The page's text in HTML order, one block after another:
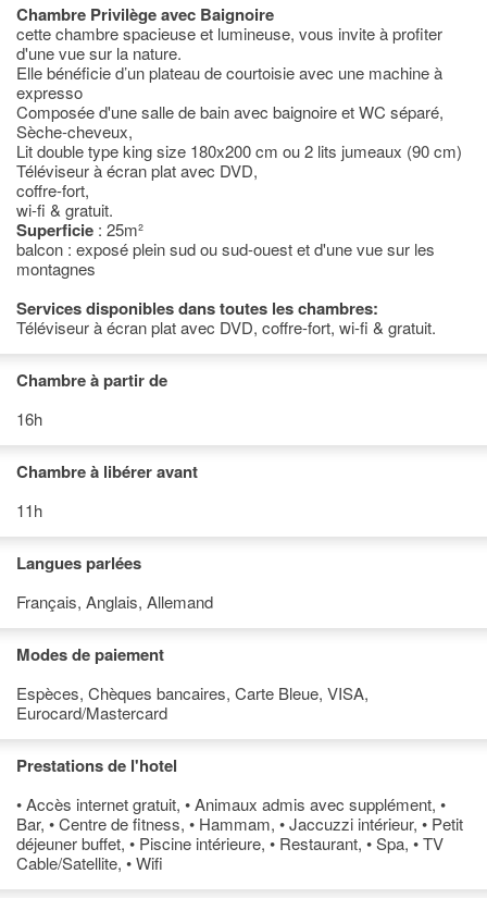
Chambre Privilège avec Baignoire
cette chambre spacieuse et lumineuse, vous invite à profiter
d'une vue sur la nature.
Elle bénéficie d’un plateau de courtoisie avec une machine à
expresso
Composée d'une salle de bain avec baignoire et WC séparé,
Sèche-cheveux,
Lit double type king size 180x200 cm ou 2 lits jumeaux (90 cm)
Téléviseur à écran plat avec DVD,
coffre-fort,
wi-fi & gratuit.
Superficie : 25m²
balcon : exposé plein sud ou sud-ouest et d'une vue sur les
montagnes
Services disponibles dans toutes les chambres:
Téléviseur à écran plat avec DVD, coffre-fort, wi-fi & gratuit.
Chambre à partir de
16h
Chambre à libérer avant
11h
Langues parlées
Français, Anglais, Allemand
Modes de paiement
Espèces, Chèques bancaires, Carte Bleue, VISA,
Eurocard/Mastercard
Prestations de l'hotel
• Accès internet gratuit, • Animaux admis avec supplément, •
Bar, • Centre de fitness, • Hammam, • Jaccuzzi intérieur, • Petit
déjeuner buffet, • Piscine intérieure, • Restaurant, • Spa, • TV
Cable/Satellite, • Wifi